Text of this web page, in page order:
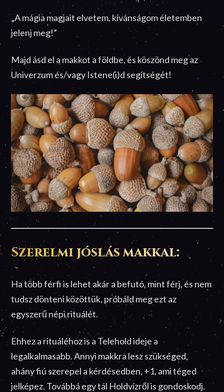
„A mágia magjait elvetem, kívánságom életemben
jelenj meg!”
Majd ásd el a makkot a földbe, és köszönd meg az
Univerzum és/vagy Istene(i)d segítségét!
Szerelmi jóslás makkal:
Ha több férfi is lehet akár a befutó, mint férj, és nem
tudsz dönteni közöttük, próbáld meg ezt az
egyszerű népi rituálét.
Ehhez a rituáléhoz is a Telehold ideje a
legalkalmasabb. Annyi makkra lesz szükséged,
ahány fiú szerepel a kérdésedben, +1, ami téged
jelképez. Továbbá egy tál Holdvízről is gondoskodj.